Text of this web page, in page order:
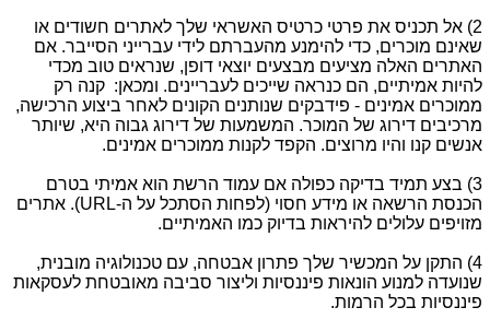
2) אל תכניס את פרטי כרטיס האשראי שלך לאתרים חשודים או
שאינם מוכרים, כדי להימנע מהעברתם לידי עברייני הסייבר. אם
האתרים האלה מציעים מבצעים יוצאי דופן, שנראים טוב מכדי
להיות אמיתיים, הם כנראה שייכים לעבריינים. ומכאן: קנה רק
ממוכרים אמינים - פידבקים שנותנים הקונים לאחר ביצוע הרכישה,
מרכיבים דירוג של המוכר. המשמעות של דירוג גבוה היא, שיותר
אנשים קנו והיו מרוצים. הקפד לקנות ממוכרים אמינים.
3) בצע תמיד בדיקה כפולה אם עמוד הרשת הוא אמיתי בטרם
הכנסת הרשאה או מידע חסוי (לפחות הסתכל על ה-URL). אתרים
מזויפים עלולים להיראות בדיוק כמו האמיתיים.
4) התקן על המכשיר שלך פתרון אבטחה, עם טכנולוגיה מובנית,
שנועדה למנוע הונאות פיננסיות וליצור סביבה מאובטחת לעסקאות
פיננסיות בכל הרמות.